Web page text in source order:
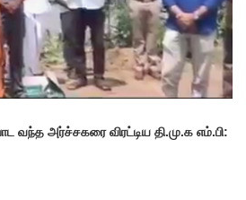
வந்த அர்ச்சகரை விரட்டிய தி.மு.க எம்.பி: